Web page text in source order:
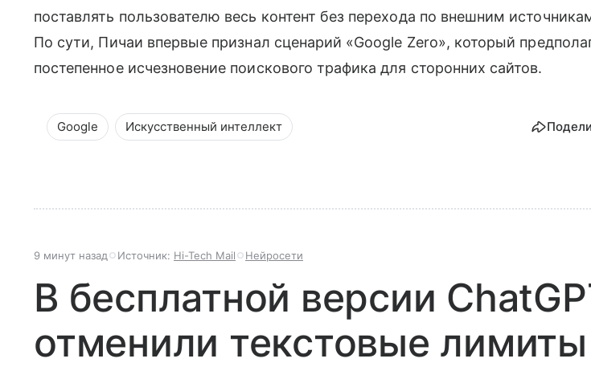
поставлять пользователю весь контент без перехода по внешним
По сути, Пичаи впервые признал сценарий «Google Zero», который
постепенное исчезновение поискового трафика для сторонних сайтов.
Google Искусственный интеллект
9 минут назад Источник: Hi-Tech Mail Нейросети
В бесплатной версии
отменили текстовые лимиты